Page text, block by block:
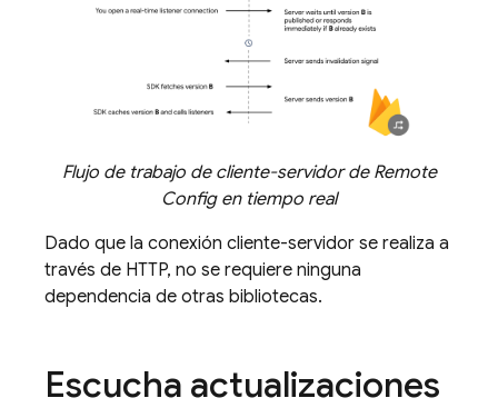
Flujo de trabajo de cliente-servidor de Remote
Configen tiempo real
Dado que la conexión cliente-servidor se realiza a
través de HTTP, no se requiere ninguna
dependencia de otras bibliotecas.
Escucha actualizaciones